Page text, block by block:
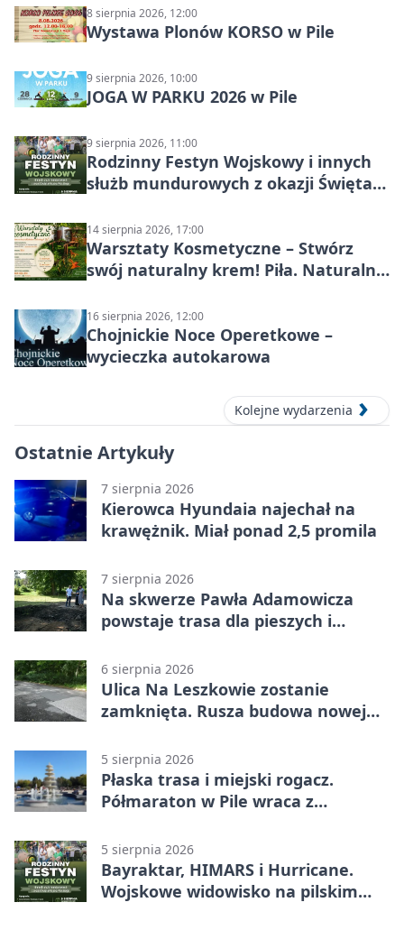
8 sierpnia 2026, 12:00
Wystawa Plonów KORSO w Pile
9 sierpnia 2026, 10:00
JOGA W PARKU 2026 w Pile
9 sierpnia 2026, 11:00
Rodzinny Festyn Wojskowy i innych
służb mundurowych z okazji Święta
14 sierpnia 2026, 17:00
Warsztaty Kosmetyczne – Stwórz
swój naturalny krem! Piła. Naturalna
16 sierpnia 2026, 12:00
Chojnickie Noce Operetkowe –
wycieczka autokarowa
Kolejne wydarzenia
Ostatnie Artykuły
7 sierpnia 2026
Kierowca Hyundaia najechał na
krawężnik. Miał ponad 2,5 promila
7 sierpnia 2026
Na skwerze Pawła Adamowicza
powstaje trasa dla pieszych i
6 sierpnia 2026
Ulica Na Leszkowie zostanie
zamknięta. Rusza budowa nowej
5 sierpnia 2026
Płaska trasa i miejski rogacz.
Półmaraton w Pile wraca z
5 sierpnia 2026
Bayraktar, HIMARS i Hurricane.
Wojskowe widowisko na pilskim